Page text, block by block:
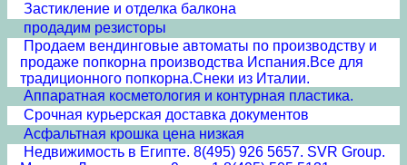
Застикление и отделка балкона
продадим резисторы
Продаем вендинговые автоматы по производству и
продаже попкорна производства Испания.Все для
традиционного попкорна.Снеки из Италии.
Аппаратная косметология и контурная пластика.
Срочная курьерская доставка документов
Асфальтная крошка цена низкая
Недвижимость в Египте. 8(495) 926 5657. SVR Group.